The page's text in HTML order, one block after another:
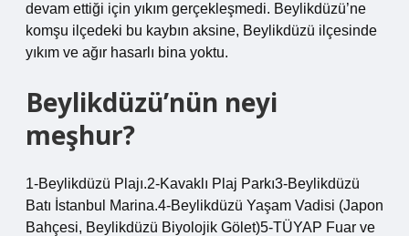
devam ettiği için yıkım gerçekleşmedi. Beylikdüzü’ne
komşu ilçedeki bu kaybın aksine, Beylikdüzü ilçesinde
yıkım ve ağır hasarlı bina yoktu.
Beylikdüzü’nün neyi
meşhur?
1-Beylikdüzü Plajı.2-Kavaklı Plaj Parkı3-Beylikdüzü
Batı İstanbul Marina.4-Beylikdüzü Yaşam Vadisi (Japon
Bahçesi, Beylikdüzü Biyolojik Gölet)5-TÜYAP Fuar ve